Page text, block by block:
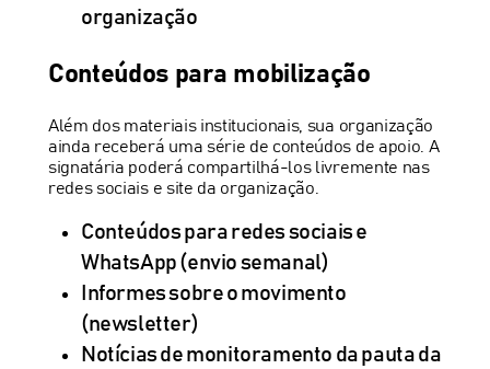
organização
Conteúdos para mobilização
Além dos materiais institucionais, sua organização
ainda receberá uma série de conteúdos de apoio. A
signatária poderá compartilhá-los livremente nas
redes sociais e site da organização.
Conteúdos para redes sociais e
WhatsApp (envio semanal)
Informes sobre o movimento
(newsletter)
Notícias de monitoramento da pauta da